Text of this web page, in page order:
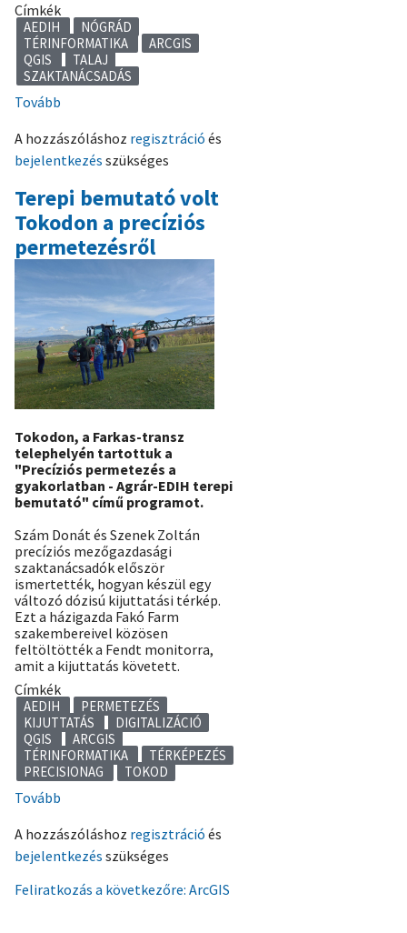
Címkék
AEDIH
NÓGRÁD
TÉRINFORMATIKA
ARCGIS
QGIS
TALAJ
SZAKTANÁCSADÁS
Tovább
talajtani
gyakorlati
képzést
tartottunk
Szécsényben)
A hozzászóláshoz regisztráció és
bejelentkezés szükséges
Terepi bemutató volt
Tokodon a precíziós
permetezésről
Tokodon, a Farkas-transz
telephelyén tartottuk a
"Precíziós permetezés a
gyakorlatban - Agrár-EDIH terepi
bemutató" című programot.
Szám Donát és Szenek Zoltán
precíziós mezőgazdasági
szaktanácsadók először
ismertették, hogyan készül egy
változó dózisú kijuttatási térkép.
Ezt a házigazda Fakó Farm
szakembereivel közösen
feltöltötték a Fendt monitorra,
amit a kijuttatás követett.
Címkék
AEDIH
PERMETEZÉS
KIJUTTATÁS
DIGITALIZÁCIÓ
QGIS
ARCGIS
TÉRINFORMATIKA
TÉRKÉPEZÉS
PRECISIONAG
TOKOD
Tovább
volt
Tokodon
a
A hozzászóláshoz regisztráció és
bejelentkezés szükséges
Feliratkozás a következőre: ArcGIS